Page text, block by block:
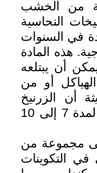
من الخشب
النحاسية
في السنوات
هذه المادة
أن يبتلعه
أو من
أن الزرنيخ
يستمر في التسرب من الخشب المعالج لمدة 7 إلى 10
مجموعة من
في التكوينات